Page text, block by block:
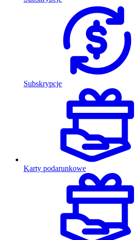
Subskrypcje
Karty podarunkowe